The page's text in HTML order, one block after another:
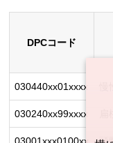
DPCコード
030440xx01xxxx
030240xx99xxxx
03001xxx0100xx 頭